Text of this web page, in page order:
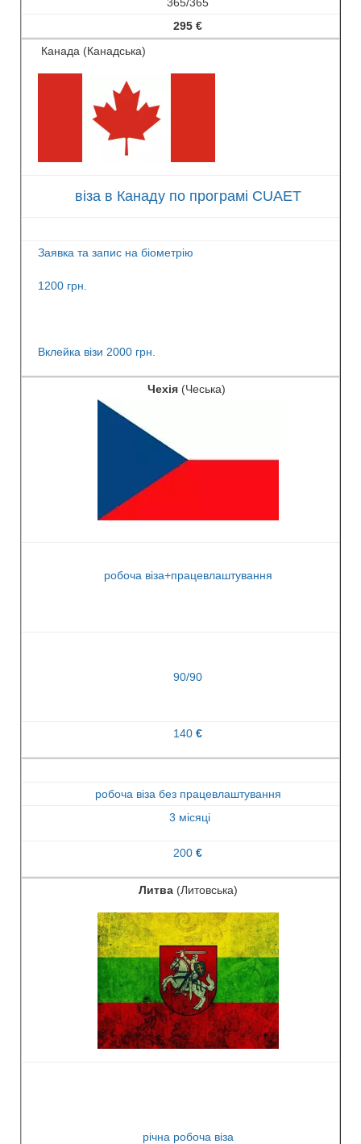
295 €
Канада (Канадська)
віза в Канаду по програмі CUAET
Заявка та запис на біометрію
1200 грн.
Вклейка візи 2000 грн.
Чехія (Чеська)
робоча віза+працевлаштування
90/90
140€
робоча віза без працевлаштування
3 місяці
200€
Литва (Литовська)
річна робоча віза